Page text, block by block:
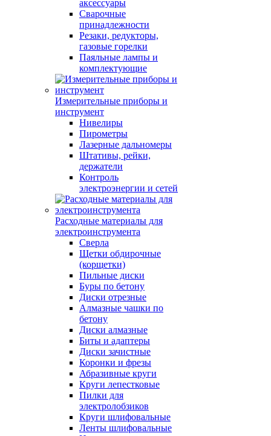
аксессуары
Сварочные
принадлежности
Резаки, редукторы,
газовые горелки
Паяльные лампы и
комплектующие
Измерительные приборы и
инструмент
Нивелиры
Пирометры
Лазерные дальномеры
Штативы, рейки,
держатели
Контроль
электроэнергии и сетей
Расходные материалы для
электроинструмента
Сверла
Щетки обдирочные
(корщетки)
Пильные диски
Буры по бетону
Диски отрезные
Алмазные чашки по
бетону
Диски алмазные
Биты и адаптеры
Диски зачистные
Коронки и фрезы
Абразивные круги
Круги лепестковые
Пилки для
электролобзиков
Круги шлифовальные
Ленты шлифовальные